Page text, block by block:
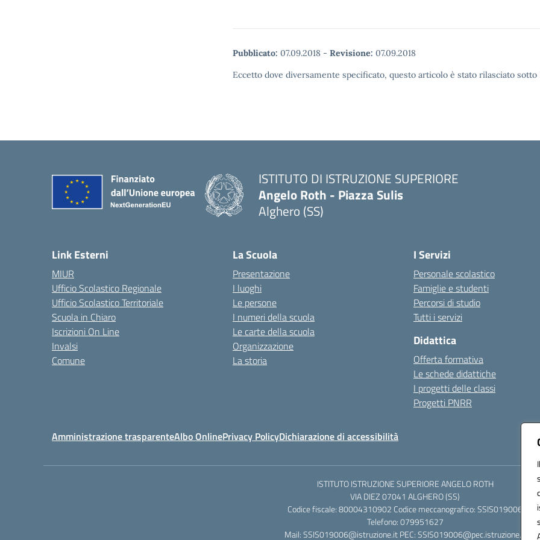
Pubblicato: 07.09.2018 - Revisione: 07.09.2018
Eccetto dove diversamente specificato, questo articolo è stato rilasciato
ISTITUTO DI ISTRUZIONE SUPERIORE
Angelo Roth - Piazza Sulis
Alghero (SS)
Link Esterni
MIUR
Ufficio Scolastico Regionale
Ufficio Scolastico Territoriale
Scuola in Chiaro
Iscrizioni On Line
Invalsi
Comune
La Scuola
Presentazione
I luoghi
Le persone
I numeri della scuola
Le carte della scuola
Organizzazione
La storia
I Servizi
Personale scolastico
Famiglie e studenti
Percorsi di studio
Tutti i servizi
Didattica
Offerta formativa
Le schede didattiche
I progetti delle classi
Progetti PNRR
Amministrazione trasparenteAlbo OnlinePrivacy PolicyDichiarazione di accessibilità
ISTITUTO ISTRUZIONE SUPERIORE ANGELO ROTH
VIA DIEZ 07041 ALGHERO (SS)
Codice fiscale: 80004310902 Codice meccanografico: SSIS019006
Telefono: 079951627
Mail: SSIS019006@istruzione.it PEC: SSIS019006@pec.istruzione.it